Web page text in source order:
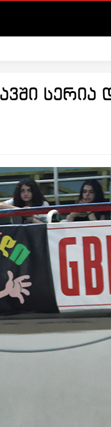
სერია